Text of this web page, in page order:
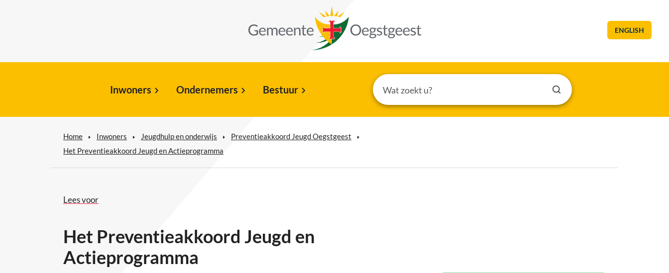
ENGLISH
Inwoners Ondernemers Bestuur
Home Inwoners Jeugdhulp en onderwijs
Preventieakkoord Jeugd Oegstgeest
Het Preventieakkoord Jeugd en Actieprogramma
Lees voor
Het Preventieakkoord Jeugd en
Actieprogramma